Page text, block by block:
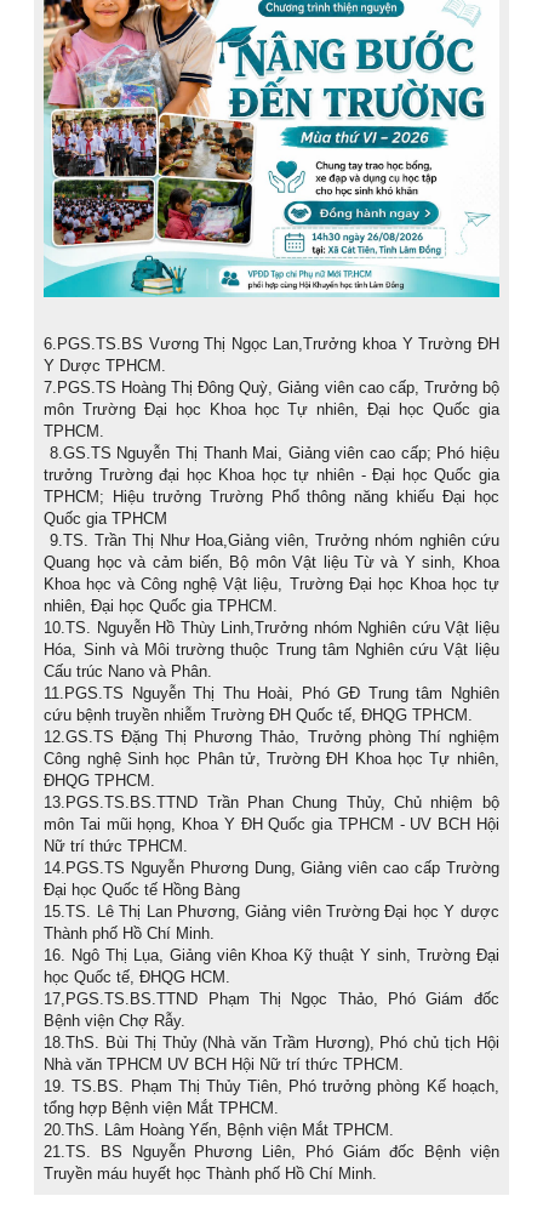
6.PGS.TS.BS Vương Thị Ngọc Lan,Trưởng khoa Y Trường ĐH
Y Dược TPHCM.
7.PGS.TS Hoàng Thị Đông Quỳ, Giảng viên cao cấp, Trưởng bộ
môn Trường Đại học Khoa học Tự nhiên, Đại học Quốc gia
TPHCM.
8.GS.TS Nguyễn Thị Thanh Mai, Giảng viên cao cấp; Phó hiệu
trưởng Trường đại học Khoa học tự nhiên - Đại học Quốc gia
TPHCM; Hiệu trưởng Trường Phổ thông năng khiếu Đại học
Quốc gia TPHCM
9.TS. Trần Thị Như Hoa,Giảng viên, Trưởng nhóm nghiên cứu
Quang học và cảm biến, Bộ môn Vật liệu Từ và Y sinh, Khoa
Khoa học và Công nghệ Vật liệu, Trường Đại học Khoa học tự
nhiên, Đại học Quốc gia TPHCM.
10.TS. Nguyễn Hồ Thùy Linh,Trưởng nhóm Nghiên cứu Vật liệu
Hóa, Sinh và Môi trường thuộc Trung tâm Nghiên cứu Vật liệu
Cấu trúc Nano và Phân.
11.PGS.TS Nguyễn Thị Thu Hoài, Phó GĐ Trung tâm Nghiên
cứu bệnh truyền nhiễm Trường ĐH Quốc tế, ĐHQG TPHCM.
12.GS.TS Đặng Thị Phương Thảo, Trưởng phòng Thí nghiệm
Công nghệ Sinh học Phân tử, Trường ĐH Khoa học Tự nhiên,
ĐHQG TPHCM.
13.PGS.TS.BS.TTND Trần Phan Chung Thủy, Chủ nhiệm bộ
môn Tai mũi họng, Khoa Y ĐH Quốc gia TPHCM - UV BCH Hội
Nữ trí thức TPHCM.
14.PGS.TS Nguyễn Phương Dung, Giảng viên cao cấp Trường
Đại học Quốc tế Hồng Bàng
15.TS. Lê Thị Lan Phương, Giảng viên Trường Đại học Y dược
Thành phố Hồ Chí Minh.
16. Ngô Thị Lụa, Giảng viên Khoa Kỹ thuật Y sinh, Trường Đại
học Quốc tế, ĐHQG HCM.
17,PGS.TS.BS.TTND Phạm Thị Ngọc Thảo, Phó Giám đốc
Bệnh viện Chợ Rẫy.
18.ThS. Bùi Thị Thủy (Nhà văn Trầm Hương), Phó chủ tịch Hội
Nhà văn TPHCM UV BCH Hội Nữ trí thức TPHCM.
19. TS.BS. Phạm Thị Thủy Tiên, Phó trưởng phòng Kế hoạch,
tổng hợp Bệnh viện Mắt TPHCM.
20.ThS. Lâm Hoàng Yến, Bệnh viện Mắt TPHCM.
21.TS. BS Nguyễn Phương Liên, Phó Giám đốc Bệnh viện
Truyền máu huyết học Thành phố Hồ Chí Minh.